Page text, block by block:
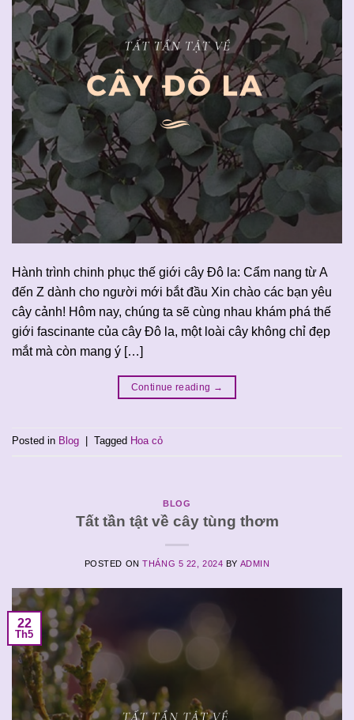
Hành trình chinh phục thế giới cây Đô la: Cẩm nang từ A
đến Z dành cho người mới bắt đầu Xin chào các bạn yêu
cây cảnh! Hôm nay, chúng ta sẽ cùng nhau khám phá thế
giới fascinante của cây Đô la, một loài cây không chỉ đẹp
mắt mà còn mang ý […]
Continue reading →
Posted in Blog Tagged Hoa cỏ
BLOG
Tất tần tật về cây tùng thơm
POSTED ONTHÁNG 5 22, 2024 BY ADMIN
22
Th5